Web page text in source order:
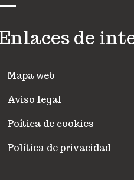
de
Mapa web
Aviso legal
Poítica de cookies
Política de privacidad